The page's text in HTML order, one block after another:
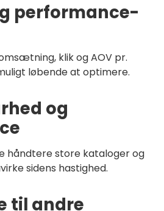
performance-
klik og AOV pr.
løbende at optimere.
og
håndtere store kataloger og
sidens hastighed.
til andre